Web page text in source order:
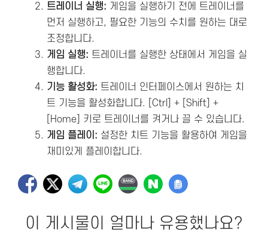
트레이너 실행: 게임을 실행하기 전에 트레이너를
먼저 실행하고, 필요한 기능의 수치를 원하는 대로
조정합니다.
게임 실행: 트레이너를 실행한 상태에서 게임을 실
행합니다.
기능 활성화: 트레이너 인터페이스에서 원하는 치
트 기능을 활성화합니다. [Ctrl] + [Shift] +
[Home] 키로 트레이너를 켜거나 끌 수 있습니다.
게임 플레이: 설정한 치트 기능을 활용하여 게임을
재미있게 플레이합니다.
이 게시물이 얼마나 유용했나요?